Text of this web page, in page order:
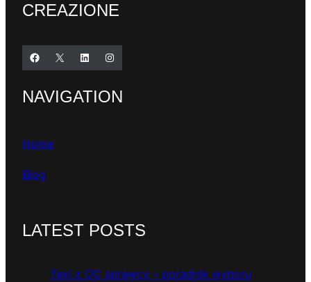
CREAZIONE
Facebook X LinkedIn Instagram
NAVIGATION
Home
Blog
LATEST POSTS
Taxi z OC sprawcy – poradnik wyboru